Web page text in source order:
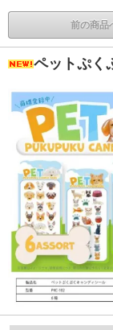
前の商品
ペットぷく